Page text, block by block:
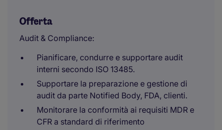
Offerta
Audit & Compliance:
Pianificare, condurre e supportare audit
interni secondo ISO 13485.
Supportare la preparazione e gestione di
audit da parte Notified Body, FDA, clienti.
Monitorare la conformità ai requisiti MDR e
CFR a standard di riferimento